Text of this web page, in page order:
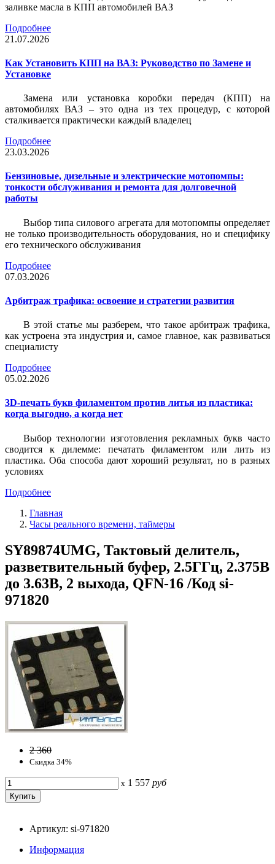
заливке масла в КПП автомобилей ВАЗ
Подробнее
21.07.2026
Как Установить КПП на ВАЗ: Руководство по Замене и
Установке
Замена или установка коробки передач (КПП) на
автомобилях ВАЗ – это одна из тех процедур, с которой
сталкивается практически каждый владелец
Подробнее
23.03.2026
Бензиновые, дизельные и электрические мотопомпы:
тонкости обслуживания и ремонта для долговечной
работы
Выбор типа силового агрегата для мотопомпы определяет
не только производительность оборудования, но и специфику
его технического обслуживания
Подробнее
07.03.2026
Арбитраж трафика: освоение и стратегии развития
В этой статье мы разберем, что такое арбитраж трафика,
как устроена эта индустрия и, самое главное, как развиваться
специалисту
Подробнее
05.02.2026
3D-печать букв филаментом против литья из пластика:
когда выгодно, а когда нет
Выбор технологии изготовления рекламных букв часто
сводится к дилемме: печатать филаментом или лить из
пластика. Оба способа дают хороший результат, но в разных
условиях
Подробнее
Главная
Часы реального времени, таймеры
SY89874UMG, Тактовый делитель,
разветвительный буфер, 2.5ГГц, 2.375В
до 3.63В, 2 выхода, QFN-16 /Код si-
971820
2 360
Скидка 34%
x 1 557 руб
Артикул: si-971820
Информация